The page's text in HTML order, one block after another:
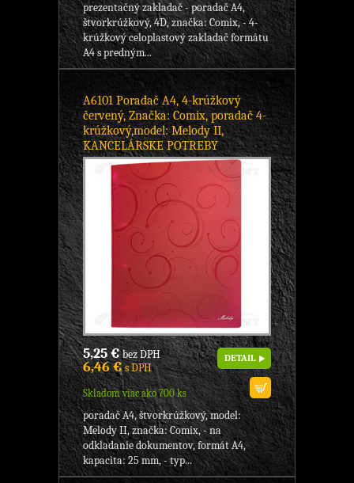
prezentačný zakladač - poradač A4,
štvorkrúžkový, 4D, značka: Comix, - 4-
krúžkový celoplastový zakladač formátu
A4 s predným...
A6101 Poradač A4, 4-krúžkový
červený, Značka: Comix, poradač 4-
krúžkový,model: Melody II,
KANCELÁRSKE POTREBY
5,25 €bez DPH
6,46 €s DPH
Skladom viac ako 700 ks
DETAIL
poradač A4, štvorkrúžkový, model:
Melody II, značka: Comix, - na
odkladanie dokumentov, formát A4,
kapacita: 25 mm, - typ...